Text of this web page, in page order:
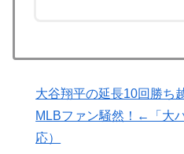
▶ 海外「今年、夏の暑さが厳
は・・・？【海外の反応】
▶ 海外「日本の科学者が猫の
開発。これこそノーベル賞
大谷翔平の延長10回勝ち
MLBファン騒然！←「大
応）